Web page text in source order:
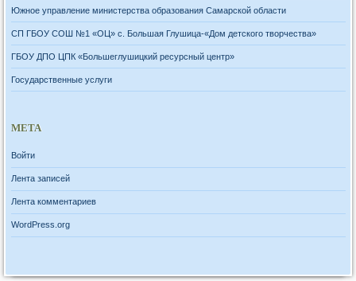
Южное управление министерства образования Самарской области
СП ГБОУ СОШ №1 «ОЦ» с. Большая Глушица-«Дом детского творчества»
ГБОУ ДПО ЦПК «Большеглушицкий ресурсный центр»
Государственные услуги
МЕТА
Войти
Лента записей
Лента комментариев
WordPress.org